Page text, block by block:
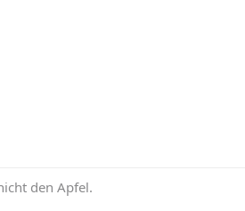
den Apfel.